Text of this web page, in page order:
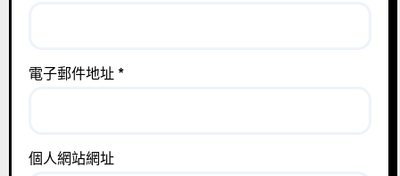
電子郵件地址 *
個人網站網址